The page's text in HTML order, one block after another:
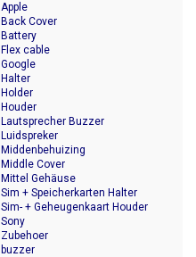
Apple
Back Cover
Battery
Flex cable
Google
Halter
Holder
Houder
Lautsprecher Buzzer
Luidspreker
Middenbehuizing
Middle Cover
Mittel Gehäuse
Sim + Speicherkarten Halter
Sim- + Geheugenkaart Houder
Sony
Zubehoer
buzzer